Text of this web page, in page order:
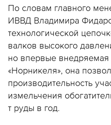
По словам главного
ИВВД Владимира
технологической
валков высокого
но впервые внедряемая
«Норникеля», она
производительность
измельчения
т руды в год.